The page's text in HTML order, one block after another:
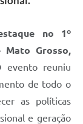
no 1º
Grosso,
evento reuniu
de todo o
as políticas
e geração